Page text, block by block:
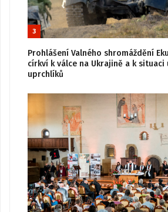
3
Prohlášení Valného shromáždění
církví k válce na Ukrajině a k situaci
uprchlíků